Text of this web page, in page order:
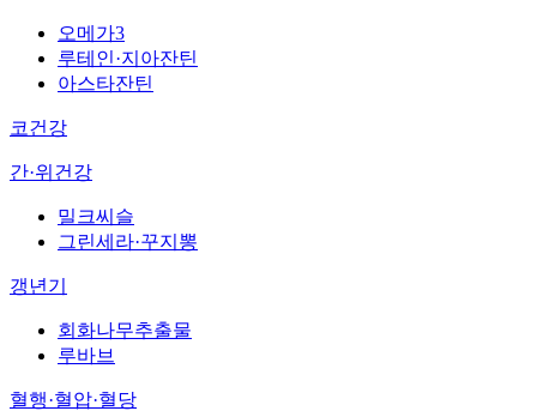
오메가3
루테인·지아잔틴
아스타잔틴
코건강
간·위건강
밀크씨슬
그린세라·꾸지뽕
갱년기
회화나무추출물
루바브
혈행·혈압·혈당